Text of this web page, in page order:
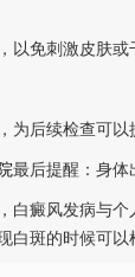
免刺激皮肤或
后续检查可以
最后提醒：身体
癜风发病与个
白斑的时候可